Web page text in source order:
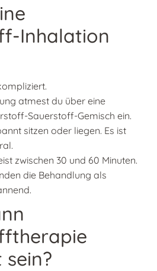
Inhalation
atmest du über eine
Sauerstoff-Gemisch ein.
sitzen oder liegen. Es ist
zwischen 30 und 60 Minuten.
die Behandlung als